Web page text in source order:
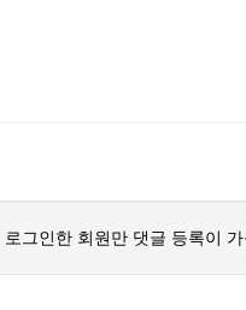
로그인한 회원만 댓글 등록이 가